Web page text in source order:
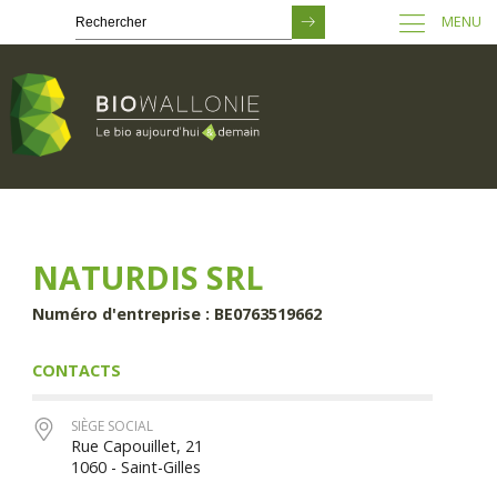
principal
MENU
NATURDIS SRL
Numéro d'entreprise : BE0763519662
CONTACTS
SIÈGE SOCIAL
Rue Capouillet, 21
1060 - Saint-Gilles